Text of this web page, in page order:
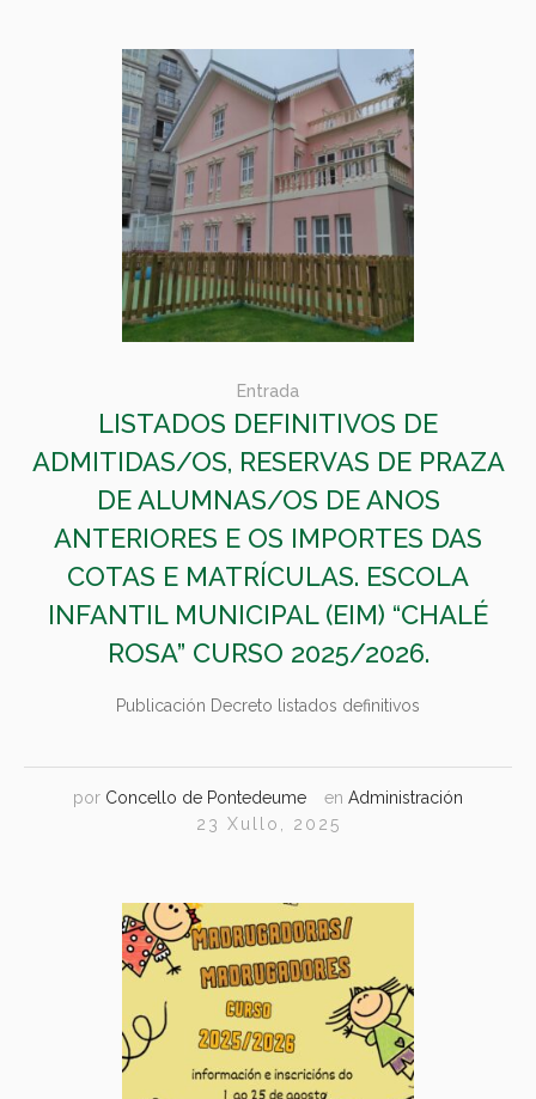
Entrada
LISTADOS DEFINITIVOS DE
ADMITIDAS/OS, RESERVAS DE PRAZA
DE ALUMNAS/OS DE ANOS
ANTERIORES E OS IMPORTES DAS
COTAS E MATRÍCULAS. ESCOLA
INFANTIL MUNICIPAL (EIM) “CHALÉ
ROSA” CURSO 2025/2026.
Publicación Decreto listados definitivos
por Concello de Pontedeume en Administración
23 Xullo, 2025